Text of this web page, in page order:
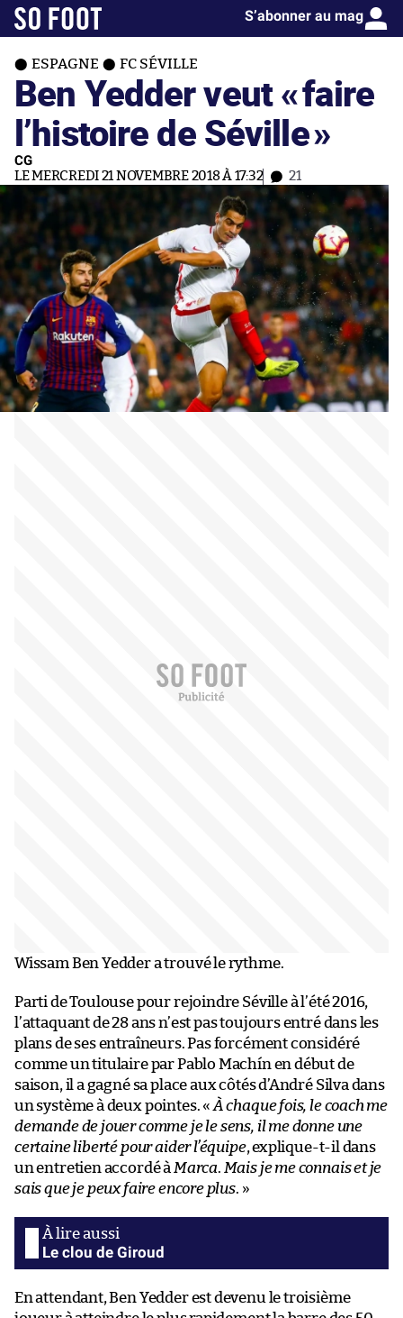
S’abonner au mag
ESPAGNE FC SÉVILLE
Ben Yedder veut «faire
l’histoire de Séville»
CG
LE MERCREDI 21 NOVEMBRE 2018 À 17:32 21
Wissam Ben Yedder a trouvé le rythme.
Parti de Toulouse pour rejoindre Séville à l’été 2016,
l’attaquant de 28 ans n’est pas toujours entré dans les
plans de ses entraîneurs. Pas forcément considéré
comme un titulaire par Pablo Machín en début de
saison, il a gagné sa place aux côtés d’André Silva dans
un système à deux pointes. « À chaque fois, le coach me
demande de jouer comme je le sens, il me donne une
certaine liberté pour aider l’équipe, explique-t-il dans
un entretien accordé à Marca. Mais je me connais et je
sais que je peux faire encore plus. »
Le clou de Giroud
En attendant, Ben Yedder est devenu le troisième